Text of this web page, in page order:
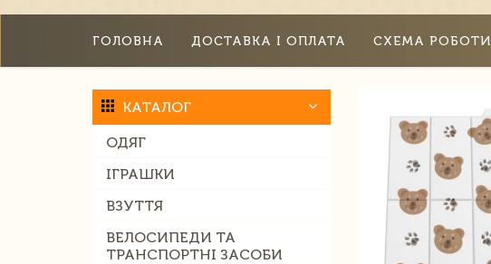
ГОЛОВНА ДОСТАВКА І ОПЛАТА СХЕМА РОБОТИ
КАТАЛОГ
ОДЯГ
ІГРАШКИ
ВЗУТТЯ
ВЕЛОСИПЕДИ ТА
ТРАНСПОРТНІ ЗАСОБИ